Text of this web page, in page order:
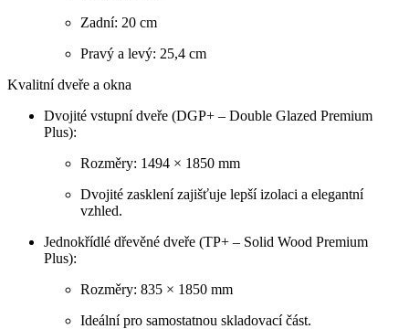
Zadní: 20 cm
Pravý a levý: 25,4 cm
Kvalitní dveře a okna
Dvojité vstupní dveře (DGP+ – Double Glazed Premium
Plus):
Rozměry: 1494 × 1850 mm
Dvojité zasklení zajišťuje lepší izolaci a elegantní
vzhled.
Jednokřídlé dřevěné dveře (TP+ – Solid Wood Premium
Plus):
Rozměry: 835 × 1850 mm
Ideální pro samostatnou skladovací část.